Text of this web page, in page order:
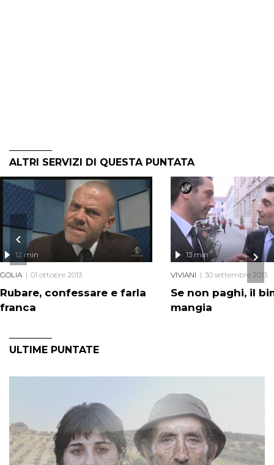
ALTRI SERVIZI DI QUESTA PUNTATA
Rubare, confessare e farla
franca
12 min
GOLIA 01 ottobre 2013
Se non paghi, il
mangia
13 min
VIVIANI 30 settembre 2013
ULTIME PUNTATE